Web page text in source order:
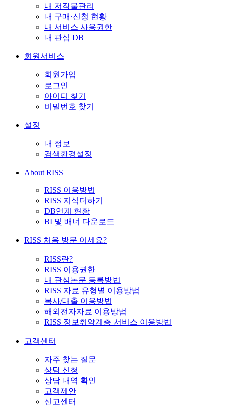
내 저작물관리
내 구매·신청 현황
내 서비스 사용권한
내 관심 DB
회원서비스
회원가입
로그인
아이디 찾기
비밀번호 찾기
설정
내 정보
검색환경설정
About RISS
RISS 이용방법
RISS 지식더하기
DB연계 현황
BI 및 배너 다운로드
RISS 처음 방문 이세요?
RISS란?
RISS 이용권한
내 관심논문 등록방법
RISS 자료 유형별 이용방법
복사/대출 이용방법
해외전자자료 이용방법
RISS 정보취약계층 서비스 이용방법
고객센터
자주 찾는 질문
상담 신청
상담 내역 확인
고객제안
신고센터